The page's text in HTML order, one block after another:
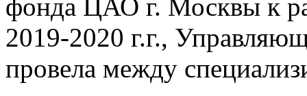
фонда ЦАО г. Москвы к
2019-2020 г.г.,
провела между